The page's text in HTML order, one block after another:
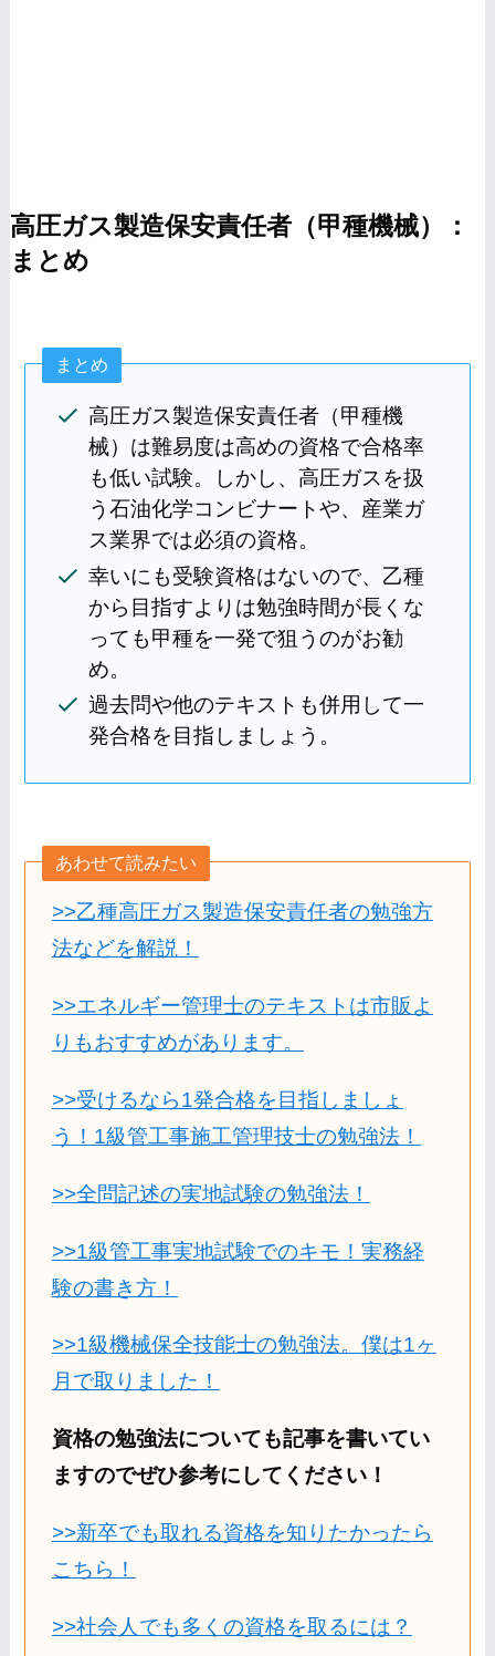
高圧ガス製造保安責任者（甲種機械）：
まとめ
まとめ
高圧ガス製造保安責任者（甲種機
械）は難易度は高めの資格で合格率
も低い試験。しかし、高圧ガスを扱
う石油化学コンビナートや、産業ガ
ス業界では必須の資格。
幸いにも受験資格はないので、乙種
から目指すよりは勉強時間が長くな
っても甲種を一発で狙うのがお勧
め。
過去問や他のテキストも併用して一
発合格を目指しましょう。
あわせて読みたい
>>乙種高圧ガス製造保安責任者の勉強方
法などを解説！
>>エネルギー管理士のテキストは市販よ
りもおすすめがあります。
>>受けるなら1発合格を目指しましょ
う！1級管工事施工管理技士の勉強法！
>>全問記述の実地試験の勉強法！
>>1級管工事実地試験でのキモ！実務経
験の書き方！
>>1級機械保全技能士の勉強法。僕は1ヶ
月で取りました！
資格の勉強法についても記事を書いてい
ますのでぜひ参考にしてください！
>>新卒でも取れる資格を知りたかったら
こちら！
>>社会人でも多くの資格を取るには？